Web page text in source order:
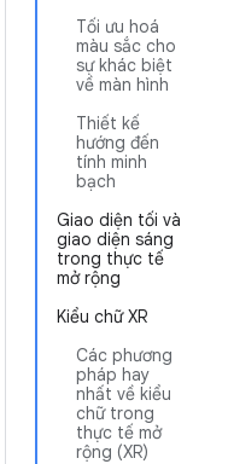
Tối ưu hoá
màu sắc cho
sự khác biệt
về màn hình
Thiết kế
hướng đến
tính minh
bạch
Giao diện tối và
giao diện sáng
trong thực tế
mở rộng
Kiểu chữ XR
Các phương
pháp hay
nhất về kiểu
chữ trong
thực tế mở
rộng (XR)